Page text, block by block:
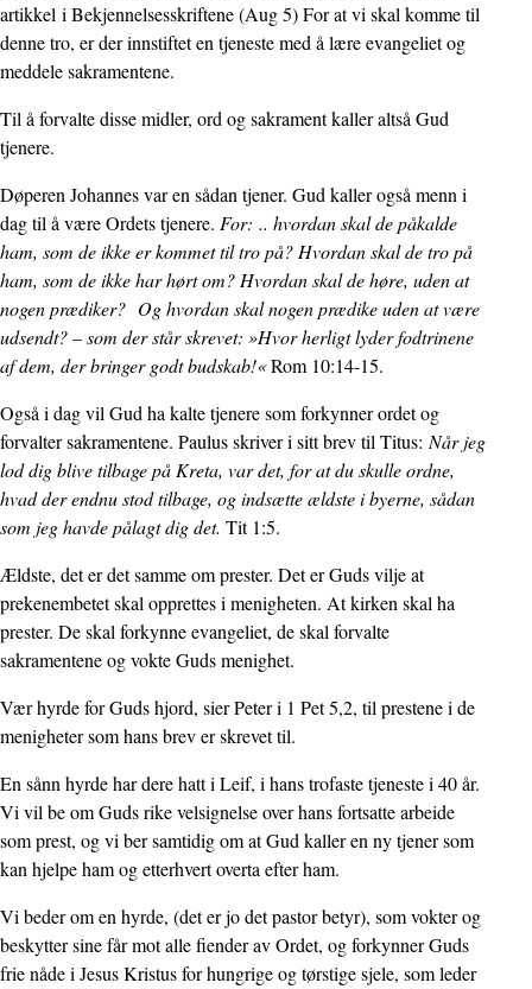
artikkel i Bekjennelsesskriftene (Aug 5) For at vi skal komme til
denne tro, er der innstiftet en tjeneste med å lære evangeliet og
meddele sakramentene.
Til å forvalte disse midler, ord og sakrament kaller altså Gud
tjenere.
Døperen Johannes var en sådan tjener. Gud kaller også menn i
dag til å være Ordets tjenere. For: .. hvordan skal de påkalde
ham, som de ikke er kommet til tro på? Hvordan skal de tro på
ham, som de ikke har hørt om? Hvordan skal de høre, uden at
nogen prædiker? Og hvordan skal nogen prædike uden at være
udsendt? – som der står skrevet: »Hvor herligt lyder fodtrinene
af dem, der bringer godt budskab!«Rom 10:14-15.
Også i dag vil Gud ha kalte tjenere som forkynner ordet og
forvalter sakramentene. Paulus skriver i sitt brev til Titus: Når jeg
lod dig blive tilbage på Kreta, var det, for at du skulle ordne,
hvad der endnu stod tilbage, og indsætte ældste i byerne, sådan
som jeg havde pålagt dig det. Tit 1:5.
Ældste, det er det samme om prester. Det er Guds vilje at
prekenembetet skal opprettes i menigheten. At kirken skal ha
prester. De skal forkynne evangeliet, de skal forvalte
sakramentene og vokte Guds menighet.
Vær hyrde for Guds hjord, sier Peter i 1 Pet 5,2, til prestene i de
menigheter som hans brev er skrevet til.
En sånn hyrde har dere hatt i Leif, i hans trofaste tjeneste i 40 år.
Vi vil be om Guds rike velsignelse over hans fortsatte arbeide
som prest, og vi ber samtidig om at Gud kaller en ny tjener som
kan hjelpe ham og etterhvert overta efter ham.
Vi beder om en hyrde, (det er jo det pastor betyr), som vokter og
beskytter sine får mot alle fiender av Ordet, og forkynner Guds
frie nåde i Jesus Kristus for hungrige og tørstige sjele, som leder